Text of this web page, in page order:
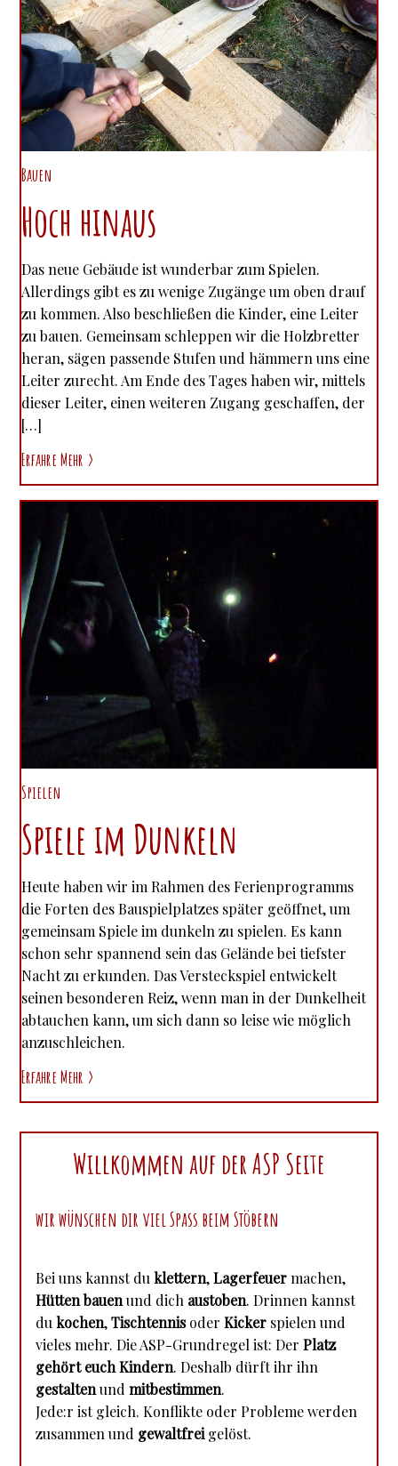
Bauen
Hoch hinaus
Das neue Gebäude ist wunderbar zum Spielen.
Allerdings gibt es zu wenige Zugänge um oben drauf
zu kommen. Also beschließen die Kinder, eine Leiter
zu bauen. Gemeinsam schleppen wir die Holzbretter
heran, sägen passende Stufen und hämmern uns eine
Leiter zurecht. Am Ende des Tages haben wir, mittels
dieser Leiter, einen weiteren Zugang geschaffen, der
[…]
Erfahre Mehr
Spielen
Spiele im Dunkeln
Heute haben wir im Rahmen des Ferienprogramms
die Forten des Bauspielplatzes später geöffnet, um
gemeinsam Spiele im dunkeln zu spielen. Es kann
schon sehr spannend sein das Gelände bei tiefster
Nacht zu erkunden. Das Versteckspiel entwickelt
seinen besonderen Reiz, wenn man in der Dunkelheit
abtauchen kann, um sich dann so leise wie möglich
anzuschleichen.
Erfahre Mehr
Willkommen auf der ASP Seite
wir wünschen dir viel Spass beim Stöbern
Bei uns kannst duklettern,Lagerfeuermachen,
Hütten bauenund dich austoben. Drinnen kannst
dukochen,TischtennisoderKicker spielen und
vieles mehr. Die ASP-Grundregel ist: DerPlatz
gehört euch Kindern. Deshalb dürft ihr ihn
gestaltenundmitbestimmen.
Jede:r ist gleich. Konflikte oder Probleme werden
zusammen und gewaltfrei gelöst.